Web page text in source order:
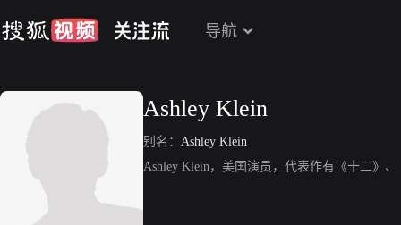
导航
Ashley Klein
别名： Ashley Klein
Ashley Klein，美国演员，代表作有《十二》